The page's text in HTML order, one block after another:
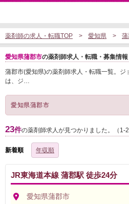
薬剤師の求人・転職TOP 愛知県
愛知県蒲郡市の薬剤師求人・転職・募集情
蒲郡市(愛知県)の薬剤師求人・転職一覧。
は、ジ…
愛知県蒲郡市
23件の薬剤師求人が見つかりました。（1-
新着順 年収順
JR東海道本線 蒲郡駅 徒歩24分
愛知県蒲郡市